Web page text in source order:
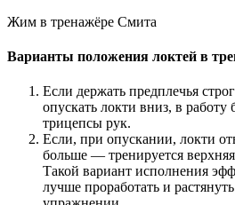
Жим в тренажёре Смита
Варианты положения локтей в
Если держать предплечья
опускать локти вниз, в
трицепсы рук.
Если, при опускании, локти
больше — тренируется
Такой вариант исполнения
лучше проработать и